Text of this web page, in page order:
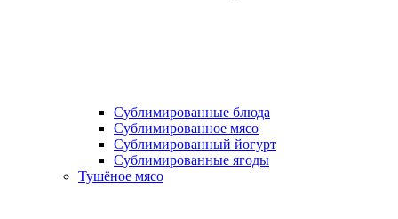
Сублимированные блюда
Cублимированное мясо
Сублимированный йогурт
Сублимированные ягоды
Тушёное мясо